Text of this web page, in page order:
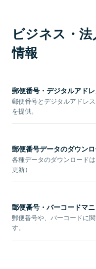
ビジネス・
情報
郵便番号・デジタルアド
郵便番号とデジタルアドレ
を提供。
郵便番号データのダウン
各種データのダウンロード
更新）
郵便番号・バーコードマ
郵便番号や、バーコードに
す。